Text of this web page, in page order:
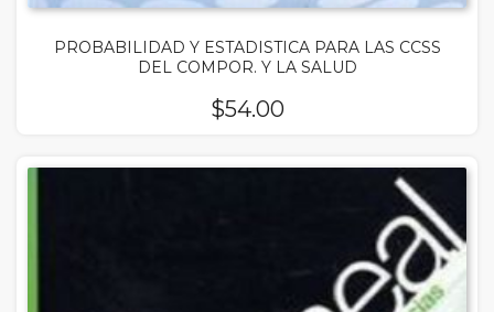
PROBABILIDAD Y ESTADISTICA PARA LAS CCSS
DEL COMPOR. Y LA SALUD
$54.00